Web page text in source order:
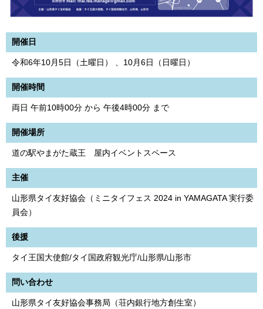
開催日
令和6年10月5日（土曜日） 、10月6日（日曜日）
開催時間
両日 午前10時00分 から 午後4時00分 まで
開催場所
道の駅やまがた蔵王 屋内イベントスペース
主催
山形県タイ友好協会（ミニタイフェス 2024 in YAMAGATA 実行委
員会）
後援
タイ王国大使館/タイ国政府観光庁/山形県/山形市
問い合わせ
山形県タイ友好協会事務局（荘内銀行地方創生室）